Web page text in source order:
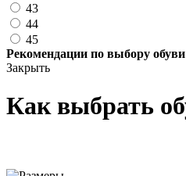
43
44
45
Рекомендации по выбору обуви
Закрыть
Как выбрать